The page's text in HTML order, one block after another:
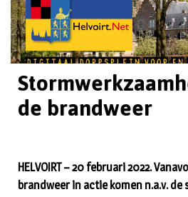
de brandweer
HELVOIRT – 20 februari 2022.
brandweer in actie komen n.a.v. de